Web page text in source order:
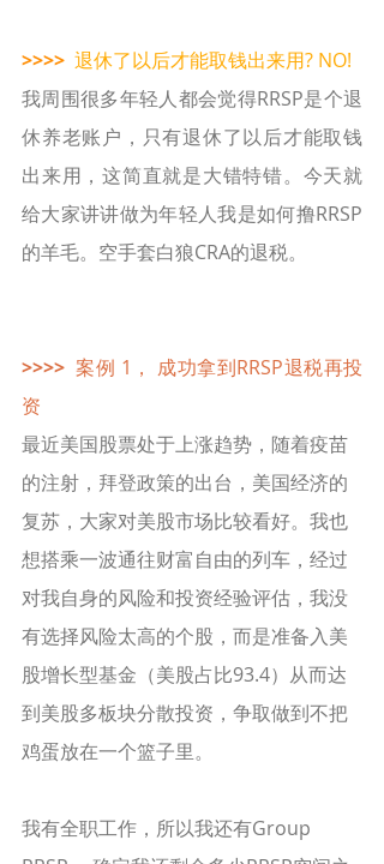
>>>> 退休了以后才能取钱出来用? NO!
我周围很多年轻人都会觉得RRSP是个退
休养老账户，只有退休了以后才能取钱
出来用，这简直就是大错特错。今天就
给大家讲讲做为年轻人我是如何撸RRSP
的羊毛。空手套白狼CRA的退税。
>>>>
  案例 1， 成功拿到RRSP退税再投
资
最近美国股票处于上涨趋势，随着疫苗
的注射，拜登政策的出台，美国经济的
复苏，大家对美股市场比较看好。我也
想搭乘一波通往财富自由的列车，经过
对我自身的风险和投资经验评估，我没
有选择风险太高的个股，而是准备入美
股增长型基金（美股占比93.4）从而达
到美股多板块分散投资，争取做到不把
鸡蛋放在一个篮子里。
我有全职工作，所以我还有Group